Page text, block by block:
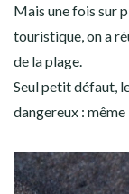
Mais une fois sur
touristique, on a
de la plage.
Seul petit défaut,
dangereux :